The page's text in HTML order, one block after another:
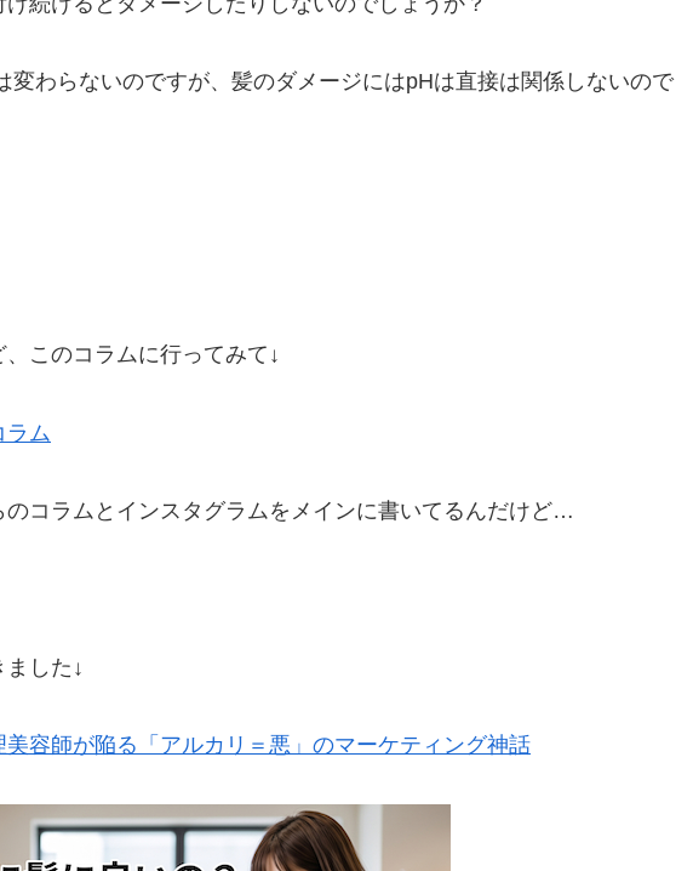
変わらないのですが、髪のダメージにはpHは直接は関係しないので
このコラムに行ってみて↓
ラム
コラムとインスタグラムをメインに書いてるんだけど…
した↓
容師が陥る「アルカリ＝悪」のマーケティング神話